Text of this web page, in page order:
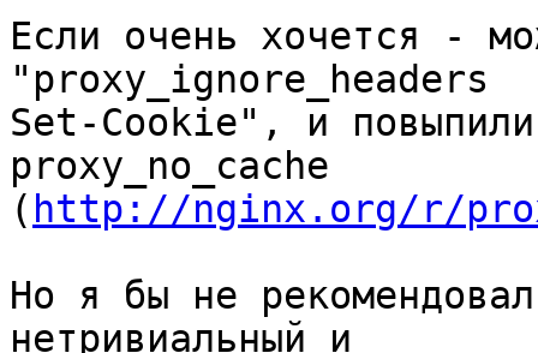
Если очень хочется -
"proxy_ignore_headers
Set-Cookie", и
proxy_no_cache
( http://nginx.org/r/
Но я бы не
нетривиальный и